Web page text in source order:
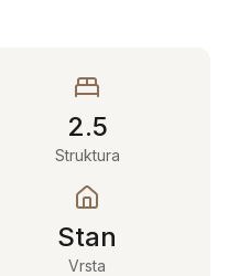
2.5
Struktura
Stan
Vrsta